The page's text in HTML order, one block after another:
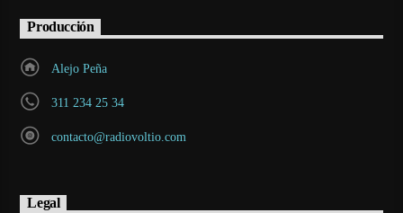
Producción
Alejo Peña
311 234 25 34
contacto@radiovoltio.com
Legal